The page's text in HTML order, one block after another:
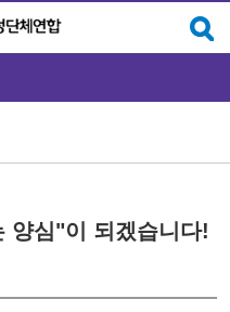
양심"이 되겠습니다!